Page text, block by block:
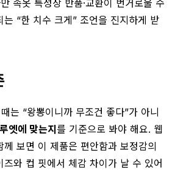
속옷 특성상 반품·교환이 번거로울 수
“한 치수 크게” 조언을 진지하게 받
는 “왕뽕이니까 무조건 좋다”가 아니
엣에 맞는지를 기준으로 봐야 해요. 웹
보면 이 제품은 편안함과 보정감의
즈와 컵 핏에서 체감 차이가 날 수 있어